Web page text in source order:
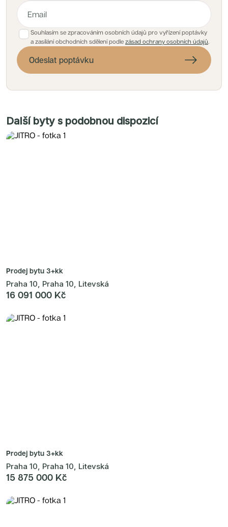
Souhlasím se zpracováním osobních údajů pro vyřízení poptávky
a zasílání obchodních sdělení podle zásad ochrany osobních údajů.
Odeslat poptávku
Další byty s podobnou dispozicí
Prodej bytu 3+kk
Praha 10, Praha 10, Litevská
16 091 000 Kč
Prodej bytu 3+kk
Praha 10, Praha 10, Litevská
15 875 000 Kč